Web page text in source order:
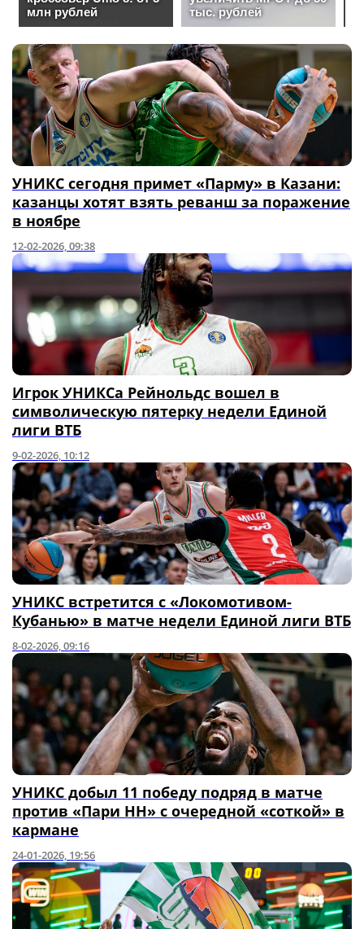
УНИКС сегодня примет «Парму» в Казани:
казанцы хотят взять реванш за поражение
в ноябре
12-02-2026, 09:38
Игрок УНИКСа Рейнольдс вошел в
символическую пятерку недели Единой
лиги ВТБ
9-02-2026, 10:12
УНИКС встретится с «Локомотивом-
Кубанью» в матче недели Единой лиги ВТБ
8-02-2026, 09:16
УНИКС добыл 11 победу подряд в матче
против «Пари НН» с очередной «соткой» в
кармане
24-01-2026, 19:56